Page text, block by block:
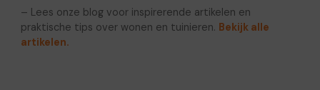
– Lees onze blog voor inspirerende artikelen en
praktische tips over wonen en tuinieren. Bekijk alle
artikelen.